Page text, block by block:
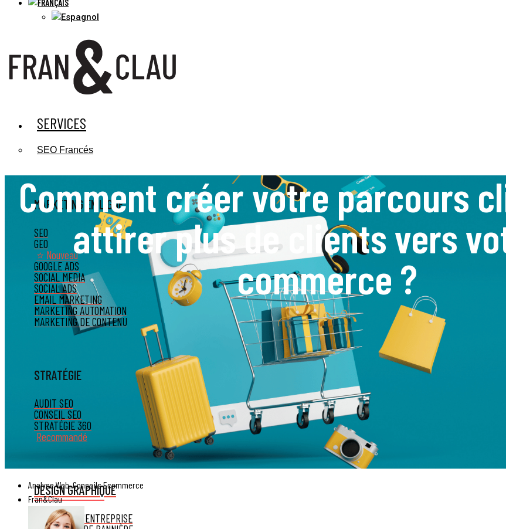
SERVICES
SEO Francés
MARKETING EN LIGNE
SEO
GEO
⭐ Nouveau
GOOGLE ADS
SOCIAL MEDIA
SOCIAL ADS
EMAIL MARKETING
MARKETING AUTOMATION
MARKETING DE CONTENU
STRATÉGIE
AUDIT SEO
CONSEIL SEO
STRATÉGIE 360
Recommandé
DESIGN GRAPHIQUE
L'IDENTITÉ D'ENTREPRISE
Comment créer votre parcours
attirer plus de clients vers
commerce ?
Analyse Web,Conseils Ecommerce
Fran&Clau